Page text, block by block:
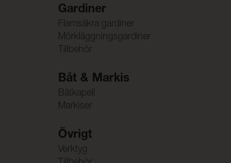
Gardiner
Flamsäkra gardiner
Mörkläggningsgardiner
Tillbehör
Båt & Markis
Båtkapell
Markiser
Övrigt
Verktyg